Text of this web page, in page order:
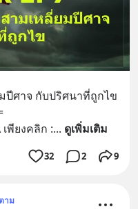
ปีศาจ กับปริศนาที่ถูกไข
พียงคลิก :... ดูเพิ่มเติม
32 2 9
าม